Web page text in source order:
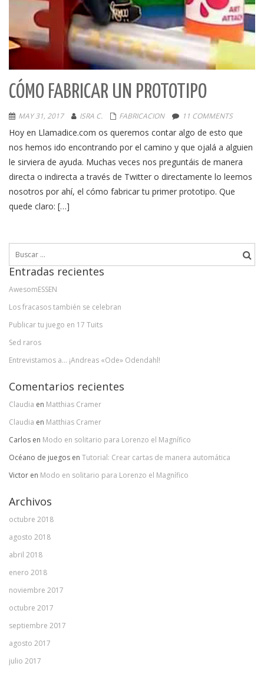
CÓMO FABRICAR UN PROTOTIPO
MAY 31, 2017 ISRA C. FABRICACION 11 COMMENTS
Hoy en Llamadice.com os queremos contar algo de esto que
nos hemos ido encontrando por el camino y que ojalá a alguien
le sirviera de ayuda. Muchas veces nos preguntáis de manera
directa o indirecta a través de Twitter o directamente lo leemos
nosotros por ahí, el cómo fabricar tu primer prototipo. Que
quede claro: […]
Entradas recientes
AwesomESSEN
Los fracasos también se celebran
Publicar tu juego en 17 Tuits
Sed raros
Entrevistamos a… ¡Andreas «Ode» Odendahl!
Comentarios recientes
Claudia en Matthias Cramer
Claudia en Matthias Cramer
Carlos en Modo en solitario para Lorenzo el Magnífico
Océano de juegos en Tutorial: Crear cartas de manera automática
Victor en Modo en solitario para Lorenzo el Magnífico
Archivos
octubre 2018
agosto 2018
abril 2018
enero 2018
noviembre 2017
octubre 2017
septiembre 2017
agosto 2017
julio 2017